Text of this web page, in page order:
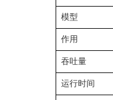
模型
作用
吞吐量
运行时间